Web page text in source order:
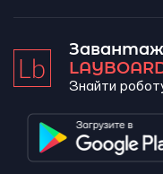
Знайти